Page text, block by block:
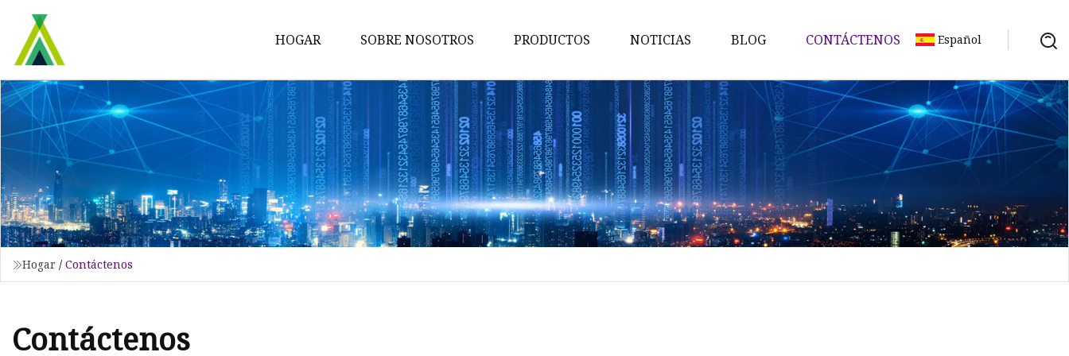
HOGAR SOBRE NOSOTROS PRODUCTOS
Boquilla
Inyector
Válvula de control
Válvula de alivio de presión
Boquilla G3
Boquilla de riel común
NOTICIAS BLOG CONTÁCTENOS Español
Hogar / Contáctenos
Contáctenos